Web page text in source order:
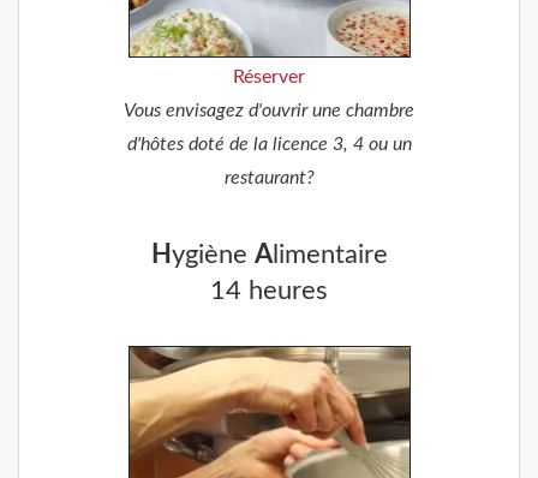
Réserver
Vous envisagez d'ouvrir une chambre
d'hôtes doté de la licence 3, 4 ou un
restaurant?
Hygiène Alimentaire
14 heures